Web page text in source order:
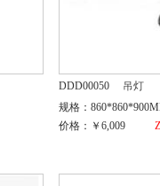
DDD00050
吊灯
规格：
价格：￥6,009